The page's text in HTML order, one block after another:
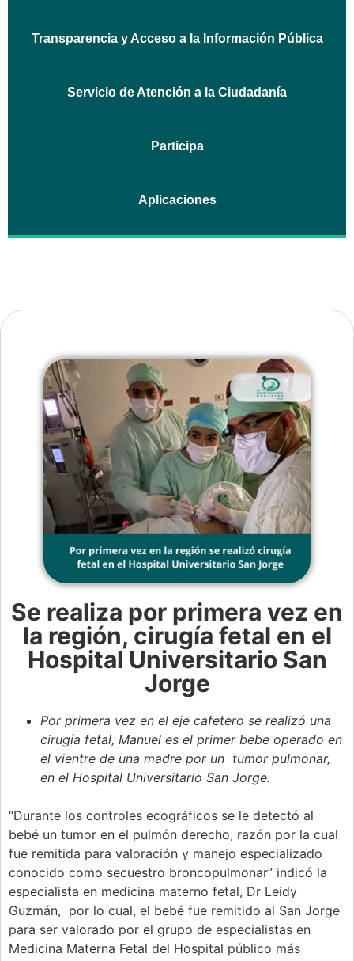
Transparencia y Acceso a la Información Pública
Servicio de Atención a la Ciudadanía
Participa
Aplicaciones
Se realiza por primera vez en
la región, cirugía fetal en el
Hospital Universitario San
Jorge
Por primera vez en el eje cafetero se realizó una
cirugía fetal, Manuel es el primer bebe operado en
el vientre de una madre por un tumor pulmonar,
en el Hospital Universitario San Jorge.
“Durante los controles ecográficos se le detectó al
bebé un tumor en el pulmón derecho, razón por la cual
fue remitida para valoración y manejo especializado
conocido como secuestro broncopulmonar” indicó la
especialista en medicina materno fetal, Dr Leidy
Guzmán, por lo cual, el bebé fue remitido al San Jorge
para ser valorado por el grupo de especialistas en
Medicina Materna Fetal del Hospital público más